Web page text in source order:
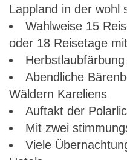
Lappland in der wohl
Wahlweise 15
oder 18 Reisetage
Abendliche
Wäldern Kareliens
Auftakt der
Mit zwei
Viele